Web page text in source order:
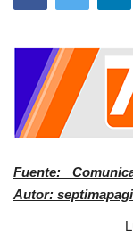
Fuente:
Autor:
Luego de la